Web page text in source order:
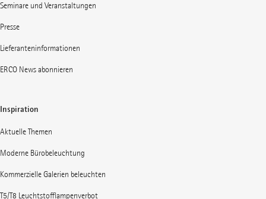
Seminare und Veranstaltungen
Presse
Lieferanteninformationen
ERCO News abonnieren
Inspiration
Aktuelle Themen
Moderne Bürobeleuchtung
Kommerzielle Galerien beleuchten
T5/T8 Leuchtstofflampenverbot